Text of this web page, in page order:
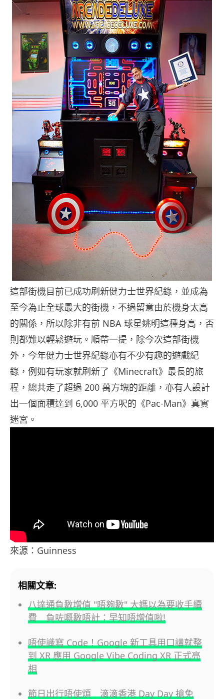
這部街機目前已成功刷新健力士世界紀錄，並成為
至今為止全球最大的街機，不過留意由於機身太高
的關係，所以除非有前 NBA 球星姚明這種身高，否
則都難以輕鬆遊玩。順帶一提，除今次這部街機
外，今年健力士世界紀錄亦有不少有趣的遊戲紀
錄，例如有玩家就刷新了《Minecraft》最長的旅
程，總共走了超過 200 萬方塊的距離，亦有人設計
出一個面積達到 6,000 平方呎的《Pac-Man》真實
迷宮。
來源：Guinness
相關文章:
八達通負數增值 "唔夠數" 大媽以為要收手續
費 負咗嘅數唔計：早知唔增值啦!
唔使識寫 Code！Google 新工具用口講就整
到 XR 應用 Google Vibe Coding XR 正式亮
相
節日出行唔使煩 滴滴香港 Day Day 搶免